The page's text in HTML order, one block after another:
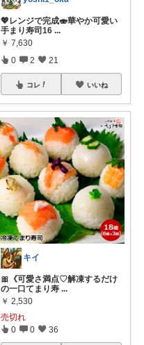
💖レンジで完成🍣華やか可愛い
手まり寿司16 ...
￥ 7,630
0 2 21
コレ いいね
キイ
🎀《可愛さ満点♡解凍するだけ
の一口てまり寿 ...
￥ 2,530
売切れ
0 0 36